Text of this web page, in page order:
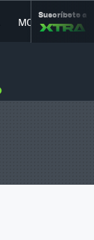
MOVILIDAD
Suscríbete a